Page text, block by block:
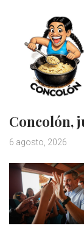
Concolón,
6 agosto, 2026